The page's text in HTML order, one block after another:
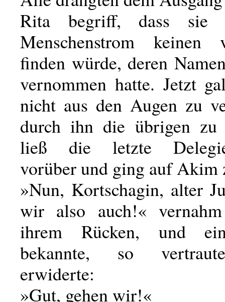
Rita begriff, dass sie
Menschenstrom keinen
finden würde, deren
vernommen hatte. Jetzt
nicht aus den Augen zu
durch ihn die übrigen zu
ließ die letzte
vorüber und ging auf Akim
»Nun, Kortschagin, alter
wir also auch!«
ihrem Rücken, und
bekannte, so
erwiderte:
»Gut, gehen wir!«